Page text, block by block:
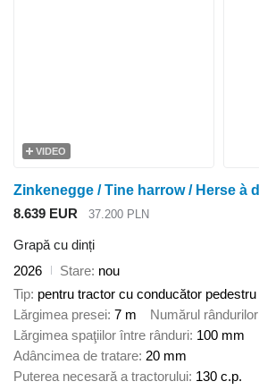
VIDEO
8.639 EUR 37.200 PLN
Grapă cu dinți
2026
Stare nou
Tip pentru tractor cu conducător pedestru
Lărgimea presei 7 m Numărul rândurilor
Lărgimea spaţiilor între rânduri 100 mm
Adâncimea de tratare 20 mm
Puterea necesară a tractorului 130 c.p.